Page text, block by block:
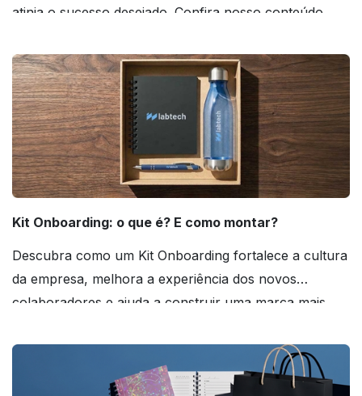
atinja o sucesso desejado. Confira nosso conteúdo
Kit Onboarding: o que é? E como montar?
Descubra como um Kit Onboarding fortalece a cultura
da empresa, melhora a experiência dos novos
colaboradores e ajuda a construir uma marca mais